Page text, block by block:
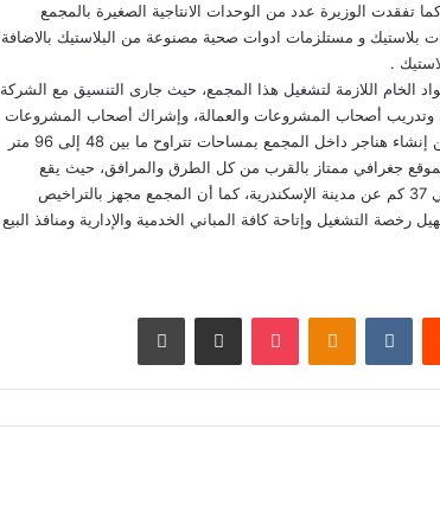
تفقدت الوزيرة عدد من الوحدات الانتاجية الصغيرة بالمجمع
بلاستيك و مستلزمات ادوات صحية مصنوعة من البلاستيك بالاضافة
.
مجمع مرغم 2 مراعاة اتاحة المواد الخام اللازمة لتشغيل هذا المجمع، حيث جارى التنسيق مع الشركة
وتدريب أصحاب المشروعات والعمالة، وإشراك أصحاب المشروعات
في المعارض الخاصة بالشركة القابضة للكيماويات هذا فضلاً عن إنشاء هناجر داخل المجمع بمساحات تتراوح ما بين 48 إلى 96 متر
بموقع جغرافي ممتاز بالقرب من كل الطرق والمرافق، حيث يقع
بطريق النهضة منطقة البتروكيماويات بالعامرية التي تبعد حوالي 37 كم عن مدينة الإسكندرية، كما أن المجمع مجهز بالتراخيص
التشغيل وإتاحة كافة المباني الخدمية والإدارية ومنافذ البيع
Odnoklassniki
‫Pocket مشاركة عبر البريد طباعة